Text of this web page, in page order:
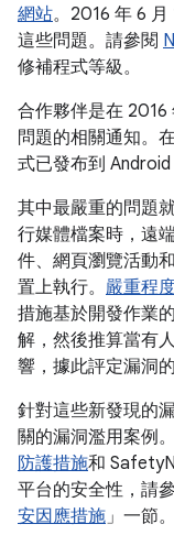
網站。2016 年 6
這些問題。請參閱
修補程式等級。
合作夥伴是在 2016
問題的相關通知。
式已發布到 Android
其中最嚴重的問題
行媒體檔案時，遠
件、網頁瀏覽活動
置上執行。 嚴重程
措施基於開發作業
解，然後推算當有
響，據此評定漏洞
針對這些新發現的
關的漏洞濫用案例
防護措施和
平台的安全性，請
安因應措施」一節。